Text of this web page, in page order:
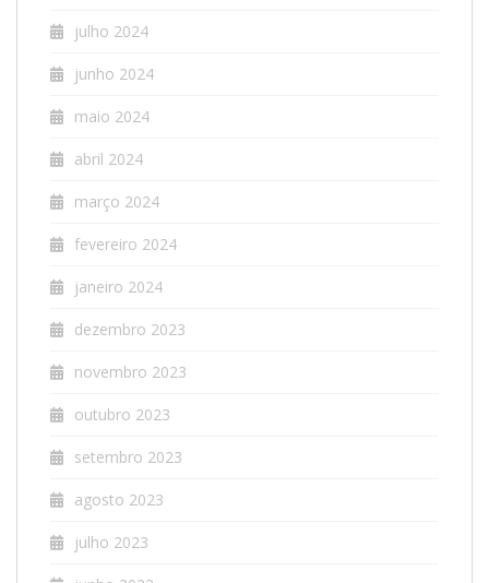
julho 2024
junho 2024
maio 2024
abril 2024
março 2024
fevereiro 2024
janeiro 2024
dezembro 2023
novembro 2023
outubro 2023
setembro 2023
agosto 2023
julho 2023